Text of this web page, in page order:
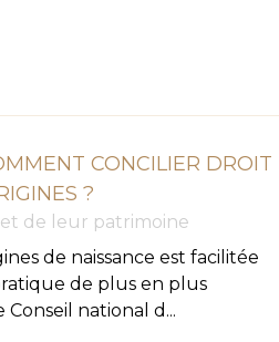
CONCILIER DROIT
?
de leur patrimoine
de naissance est facilitée
de plus en plus
national d...